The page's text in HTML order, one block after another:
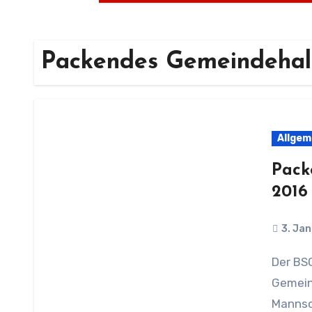
Packendes
2016
3.
Der BSC Weslarn als Ausrichter des